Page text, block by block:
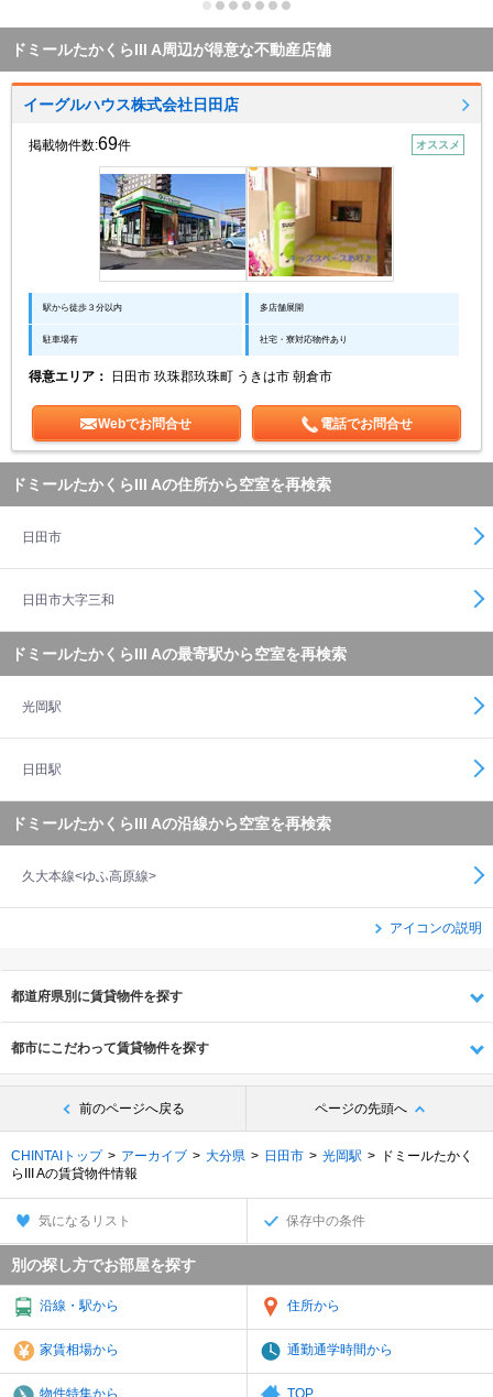
ドミールたかくらIII A周辺が得意な不動産店舗
イーグルハウス株式会社日田店
掲載物件数:69件 オススメ
駅から徒歩３分以内 多店舗展開
駐車場有 社宅・寮対応物件あり
得意エリア： 日田市 玖珠郡玖珠町 うきは市 朝倉市
Webでお問合せ 電話でお問合せ
ドミールたかくらIII Aの住所から空室を再検索
日田市
日田市大字三和
ドミールたかくらIII Aの最寄駅から空室を再検索
光岡駅
日田駅
ドミールたかくらIII Aの沿線から空室を再検索
久大本線<ゆふ高原線>
アイコンの説明
都道府県別に賃貸物件を探す
都市にこだわって賃貸物件を探す
前のページへ戻る ページの先頭へ
CHINTAIトップ アーカイブ 大分県 日田市 光岡駅
ドミールたかく
らIII Aの賃貸物件情報
気になるリスト 保存中の条件
別の探し方でお部屋を探す
沿線・駅から 住所から
家賃相場から 通勤通学時間から
物件特集から TOP